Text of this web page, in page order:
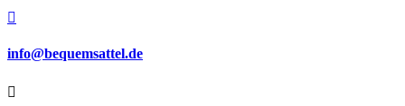

info@bequemsattel.de
